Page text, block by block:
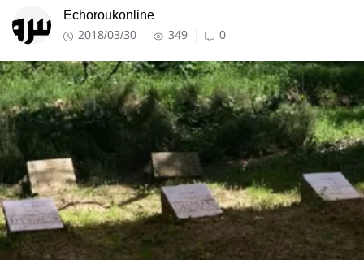
Echoroukonline
2018/03/30 349 0